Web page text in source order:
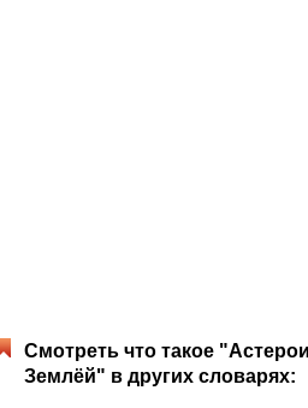
Смотреть что такое
Землёй" в других словарях: